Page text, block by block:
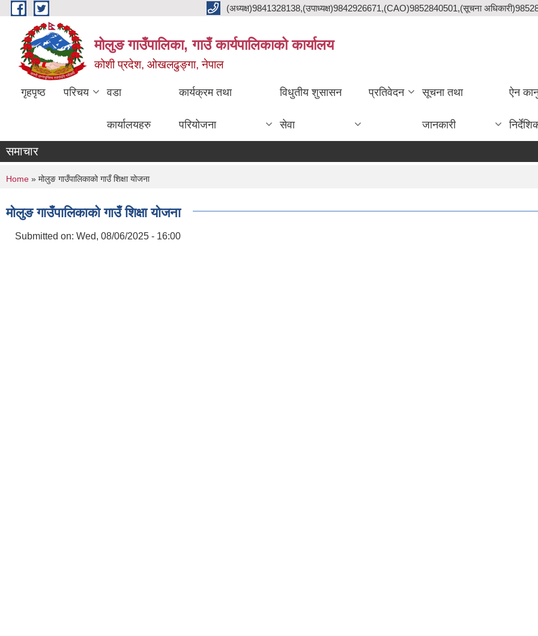
Skip to main content (अध्यक्ष)9841328138,(उपाध्यक्ष)9842926671,(CAO)9852840501,(सूचना
मोलुङ गाउँपालिका, गाउँ कार्यपालिकाको कार्यालय
कोशी प्रदेश, ओखलढुङ्गा, नेपाल
गृहपृष्ठ परिचय वडा
कार्यालयहरु
कार्यक्रम तथा
परियोजना
विधुतीय शुसासन
सेवा
प्रतिवेदन सूचना तथा
जानकारी
ऐन
समाचार
You are here
Home » मोलुङ गाउँपालिकाको गाउँ शिक्षा योजना
मोलुङ गाउँपालिकाको गाउँ शिक्षा योजना
Submitted on: Wed, 08/06/2025 - 16:00